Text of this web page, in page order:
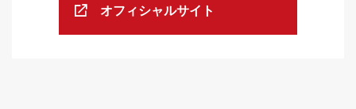
オフィシャルサイト